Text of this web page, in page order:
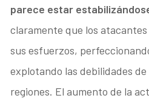
parece estar
claramente que los
sus esfuerzos,
explotando las debilidades
regiones. El aumento de la